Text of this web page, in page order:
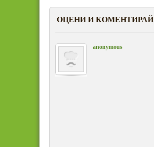
ОЦЕНИ И КОМЕНТИРАЙ
anonymous